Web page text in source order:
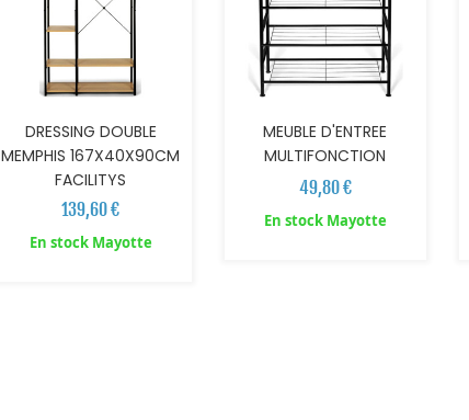
DRESSING DOUBLE
MEMPHIS 167X40X90CM
FACILITYS
139,60 €
En stock Mayotte
MEUBLE D'ENTREE
MULTIFONCTION
49,80 €
En stock Mayotte